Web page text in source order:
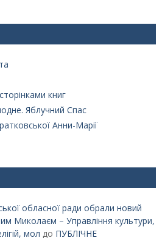
книг
Яблучний Спас
Анни-Марії
обласної ради обрали новий
Миколаєм – Управління культури,
мол до ПУБЛІЧНЕ